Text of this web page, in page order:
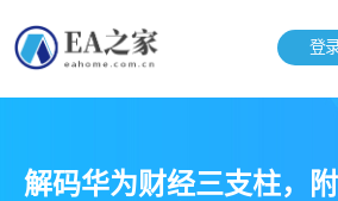
登
解码华为财经三支柱，